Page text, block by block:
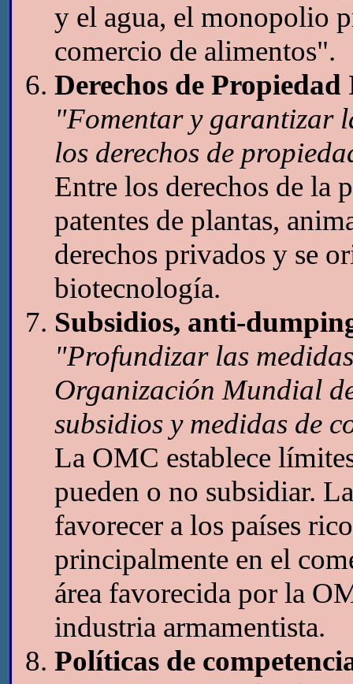
y el agua, el monopolio
comercio de alimentos".
Derechos de
"Fomentar y garantizar
los derechos de
Entre los derechos de la
patentes de plantas,
derechos privados y se
biotecnología.
Subsidios, anti-
"Profundizar las
Organización Mundial
subsidios y medidas de
La OMC establece
pueden o no subsidiar.
favorecer a los países
principalmente en el
área favorecida por la
industria armamentista.
Políticas de